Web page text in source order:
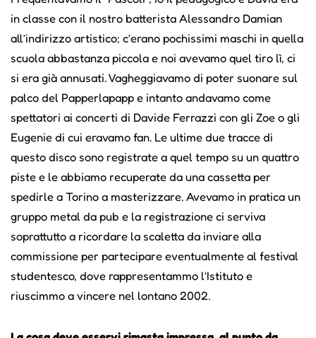
in classe con il nostro batterista Alessandro Damian
all’indirizzo artistico; c’erano pochissimi maschi in quella
scuola abbastanza piccola e noi avevamo quel tiro lì, ci
si era già annusati. Vagheggiavamo di poter suonare sul
palco del Papperlapapp e intanto andavamo come
spettatori ai concerti di Davide Ferrazzi con gli Zoe o gli
Eugenie di cui eravamo fan. Le ultime due tracce di
questo disco sono registrate a quel tempo su un quattro
piste e le abbiamo recuperate da una cassetta per
spedirle a Torino a masterizzare. Avevamo in pratica un
gruppo metal da pub e la registrazione ci serviva
soprattutto a ricordare la scaletta da inviare alla
commissione per partecipare eventualmente al festival
studentesco, dove rappresentammo l’Istituto e
riuscimmo a vincere nel lontano 2002.